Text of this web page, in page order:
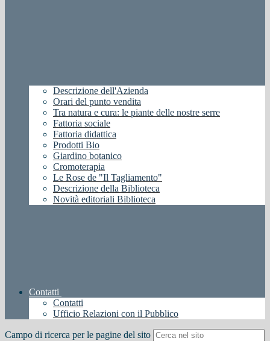
Descrizione dell'Azienda
Orari del punto vendita
Tra natura e cura: le piante delle nostre serre
Fattoria sociale
Fattoria didattica
Prodotti Bio
Giardino botanico
Cromoterapia
Le Rose de "Il Tagliamento"
Descrizione della Biblioteca
Novità editoriali Biblioteca
Contatti
Contatti
Ufficio Relazioni con il Pubblico
Campo di ricerca per le pagine del sito